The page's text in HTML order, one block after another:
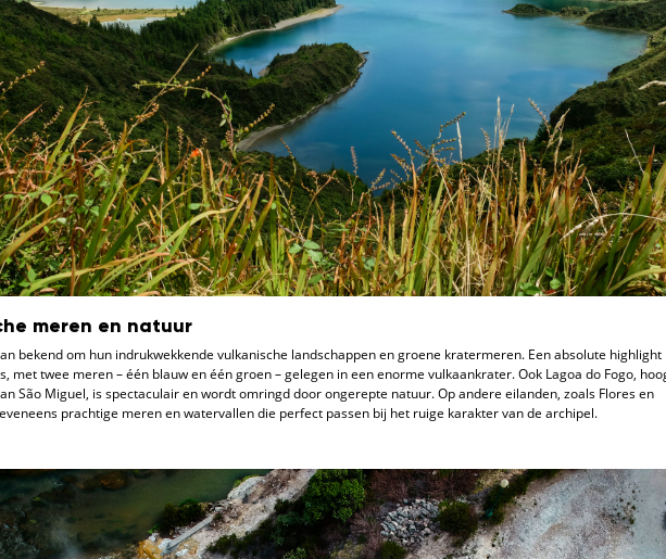
meren en natuur
bekend om hun indrukwekkende vulkanische landschappen en groene kratermeren. Een absolute highlight
met twee meren – één blauw en één groen – gelegen in een enorme vulkaankrater. Ook Lagoa do Fogo,
São Miguel, is spectaculair en wordt omringd door ongerepte natuur. Op andere eilanden, zoals Flores en
prachtige meren en watervallen die perfect passen bij het ruige karakter van de archipel.